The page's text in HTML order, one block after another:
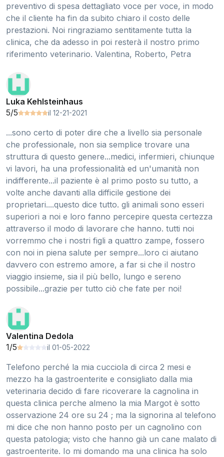
preventivo di spesa dettagliato voce per voce, in modo
che il cliente ha fin da subito chiaro il costo delle
prestazioni. Noi ringraziamo sentitamente tutta la
clinica, che da adesso in poi resterà il nostro primo
riferimento veterinario. Valentina, Roberto, Petra
Luka Kehlsteinhaus
5/5
il 12-21-2021
...sono certo di poter dire che a livello sia personale
che professionale, non sia semplice trovare una
struttura di questo genere...medici, infermieri, chiunque
vi lavori, ha una professionalità ed un'umanità non
indifferente...il paziente è al primo posto su tutto, a
volte anche davanti alla difficile gestione dei
proprietari....questo dice tutto. gli animali sono esseri
superiori a noi e loro fanno percepire questa certezza
attraverso il modo di lavorare che hanno. tutti noi
vorremmo che i nostri figli a quattro zampe, fossero
con noi in piena salute per sempre...loro ci aiutano
davvero con estremo amore, a far si che il nostro
viaggio insieme, sia il più bello, lungo e sereno
possibile...grazie per tutto ciò che fate per noi!
Valentina Dedola
1/5
il 01-05-2022
Telefono perché la mia cucciola di circa 2 mesi e
mezzo ha la gastroenterite e consigliato dalla mia
veterinaria decido di fare ricoverare la cagnolina in
questa clinica perche almeno la mia Margot è sotto
osservazione 24 ore su 24 ; ma la signorina al telefono
mi dice che non hanno posto per un cagnolino con
questa patologia; visto che hanno già un cane malato di
gastroenterite. Io mi domando ma una clinica ha solo